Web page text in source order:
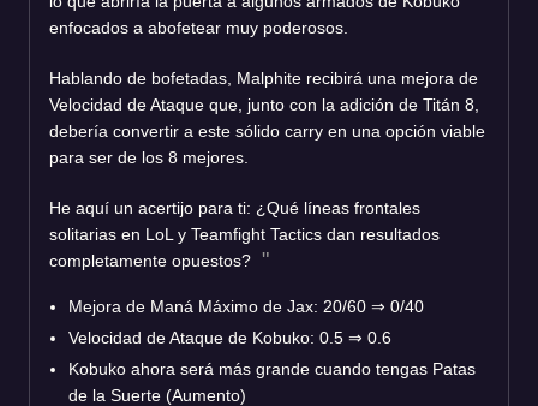
enfocados a abofetear muy poderosos.
Hablando de bofetadas, Malphite recibirá una mejora de
Velocidad de Ataque que, junto con la adición de Titán 8,
debería convertir a este sólido carry en una opción viable
para ser de los 8 mejores.
He aquí un acertijo para ti: ¿Qué líneas frontales
solitarias en LoL y Teamfight Tactics dan resultados
completamente opuestos?
Mejora de Maná Máximo de Jax: 20/60 ⇒ 0/40
Velocidad de Ataque de Kobuko: 0.5 ⇒ 0.6
Kobuko ahora será más grande cuando tengas Patas
de la Suerte (Aumento)